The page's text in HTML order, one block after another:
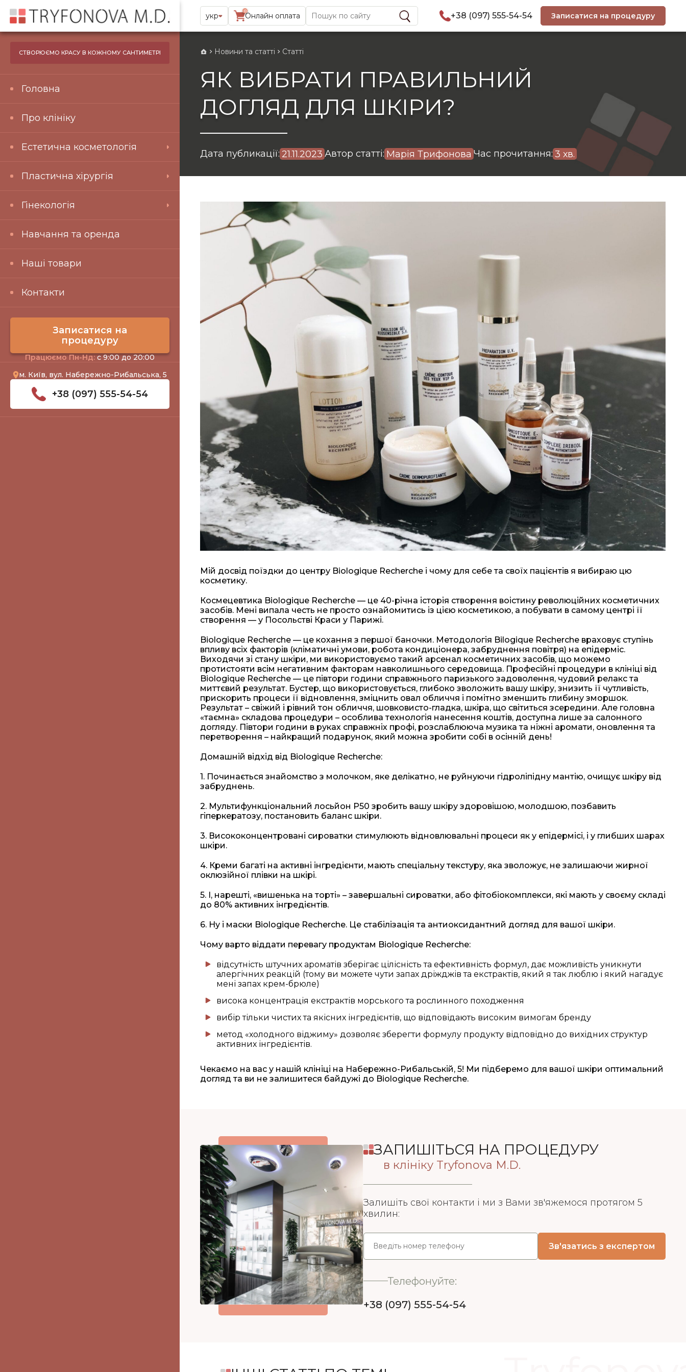
укр
0
Онлайн оплата Найти: +38 (097) 555-54-54 Записатися на процедуру
СТВОРЮЄМО КРАСУ В КОЖНОМУ САНТИМЕТРІ
Головна
Про клініку
Естетична косметологія
Пластична хірургія
Гінекологія
Навчання та оренда
Наші товари
Контакти
Записатися на
процедуру
Працюємо Пн-Нд:с 9:00 до 20:00
м. Київ, вул. Набережно-Рибальська, 5
+38 (097) 555-54-54
Новини та статті Статті
ЯК ВИБРАТИ ПРАВИЛЬНИЙ
ДОГЛЯД ДЛЯ ШКІРИ?
Дата публикації: 21.11.2023 Автор статті: Марія Трифонова Час прочитання: 3 хв.
Мій досвід поїздки до центру Biologique Recherche і чому для себе та своїх пацієнтів я вибираю цю
косметику.
Космецевтика Biologique Recherche — це 40-річна історія створення воістину революційних косметичних
засобів. Мені випала честь не просто ознайомитись із цією косметикою, а побувати в самому центрі її
створення — у Посольстві Краси у Парижі.
Biologique Recherche — це кохання з першої баночки. Методологія Bilogique Recherche враховує ступінь
впливу всіх факторів (кліматичні умови, робота кондиціонера, забруднення повітря) на епідерміс.
Виходячи зі стану шкіри, ми використовуємо такий арсенал косметичних засобів, що можемо
протистояти всім негативним факторам навколишнього середовища. Професійні процедури в клініці від
Biologique Recherche — це півтори години справжнього паризького задоволення, чудовий релакс та
миттєвий результат. Бустер, що використовується, глибоко зволожить вашу шкіру, знизить її чутливість,
прискорить процеси її відновлення, зміцнить овал обличчя і помітно зменшить глибину зморшок.
Результат – свіжий і рівний тон обличчя, шовковисто-гладка, шкіра, що світиться зсередини. Але головна
«таємна» складова процедури – особлива технологія нанесення коштів, доступна лише за салонного
догляду. Півтори години в руках справжніх профі, розслаблююча музика та ніжні аромати, оновлення та
перетворення – найкращий подарунок, який можна зробити собі в осінній день!
Домашній відхід від Biologique Recherche:
1. Починається знайомство з молочком, яке делікатно, не руйнуючи гідроліпідну мантію, очищує шкіру від
забруднень.
2. Мультифункціональний лосьйон Р50 зробить вашу шкіру здоровішою, молодшою, позбавить
гіперкератозу, постановить баланс шкіри.
3. Висококонцентровані сироватки стимулюють відновлювальні процеси як у епідермісі, і у глибших шарах
шкіри.
4. Креми багаті на активні інгредієнти, мають спеціальну текстуру, яка зволожує, не залишаючи жирної
оклюзійної плівки на шкірі.
5. І, нарешті, «вишенька на торті» – завершальні сироватки, або фітобіокомплекси, які мають у своєму складі
до 80% активних інгредієнтів.
6. Ну і маски Biologique Recherche. Це стабілізація та антиоксидантний догляд для вашої шкіри.
Чому варто віддати перевагу продуктам Biologique Recherche:
відсутність штучних ароматів зберігає цілісність та ефективність формул, дає можливість уникнути
алергічних реакцій (тому ви можете чути запах дріжджів та екстрактів, який я так люблю і який нагадує
мені запах крем-брюле)
висока концентрація екстрактів морського та рослинного походження
вибір тільки чистих та якісних інгредієнтів, що відповідають високим вимогам бренду
метод «холодного віджиму» дозволяє зберегти формулу продукту відповідно до вихідних структур
активних інгредієнтів.
Чекаємо на вас у нашій клініці на Набережно-Рибальській, 5! Ми підберемо для вашої шкіри оптимальний
догляд та ви не залишитеся байдужі до Biologique Recherche.
ЗАПИШІТЬСЯ НА ПРОЦЕДУРУ
в клініку Tryfonova M.D.
Залишіть свої контакти і ми з Вами зв'яжемося протягом 5
хвилин:
Телефонуйте:
+38 (097) 555-54-54